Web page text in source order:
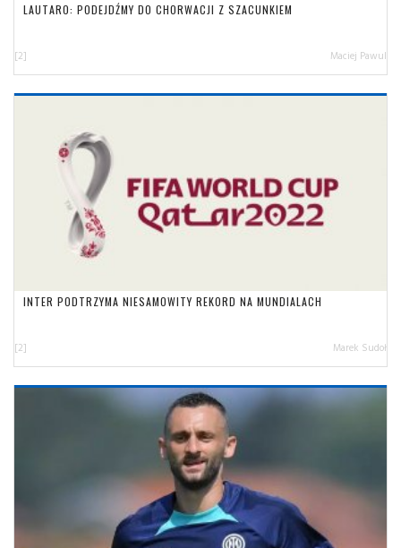
LAUTARO: PODEJDŹMY DO CHORWACJI Z SZACUNKIEM
[2] Maciej Pawul
INTER PODTRZYMA NIESAMOWITY REKORD NA MUNDIALACH
[2] Marek Sudoł